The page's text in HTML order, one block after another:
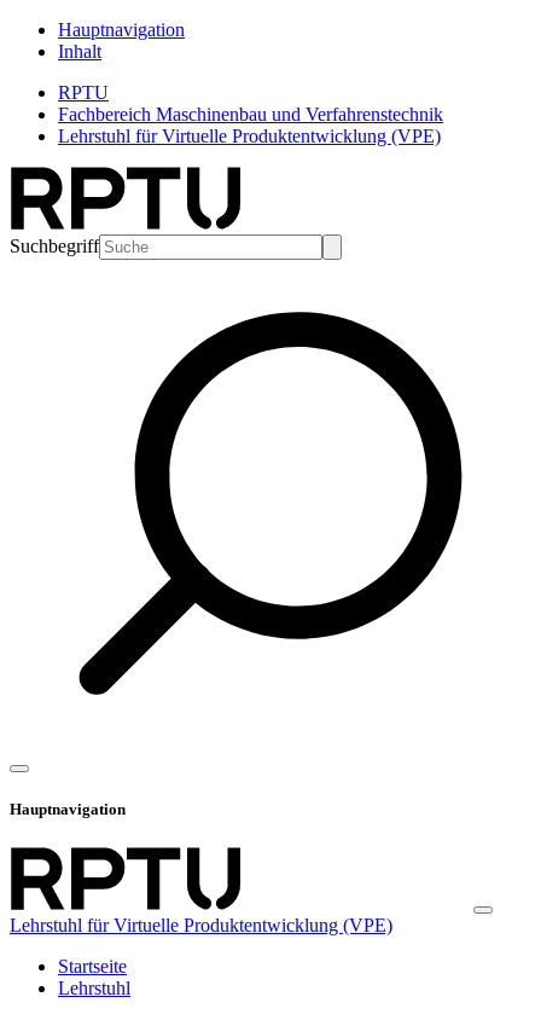
Hauptnavigation
Inhalt
RPTU
Fachbereich Maschinenbau und Verfahrenstechnik
Lehrstuhl für Virtuelle Produktentwicklung (VPE)
Suchbegriff
Hauptnavigation
Lehrstuhl für Virtuelle Produktentwicklung (VPE)
Startseite
Lehrstuhl